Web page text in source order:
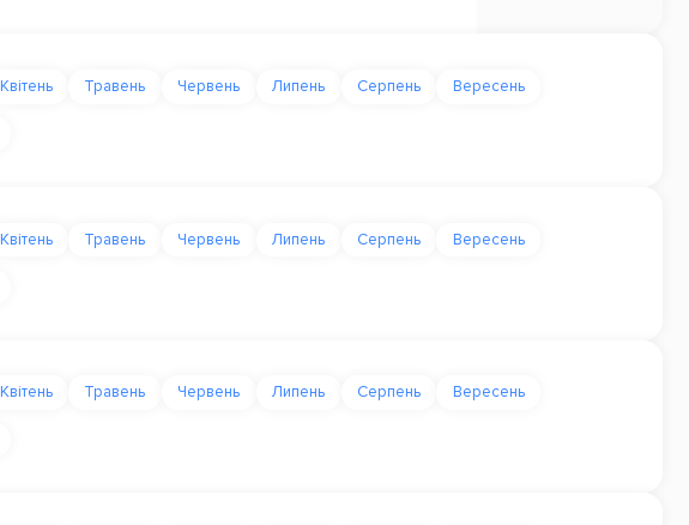
Квітень Травень Червень Липень Серпень Вересень
Квітень Травень Червень Липень Серпень Вересень
Квітень Травень Червень Липень Серпень Вересень